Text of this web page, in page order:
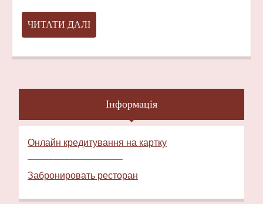
ЧИТАТИ ДАЛІЧИТАТИ
ДАЛІ
Інформація
Онлайн кредитування на картку
––––––––––––––––––
Забронировать ресторан